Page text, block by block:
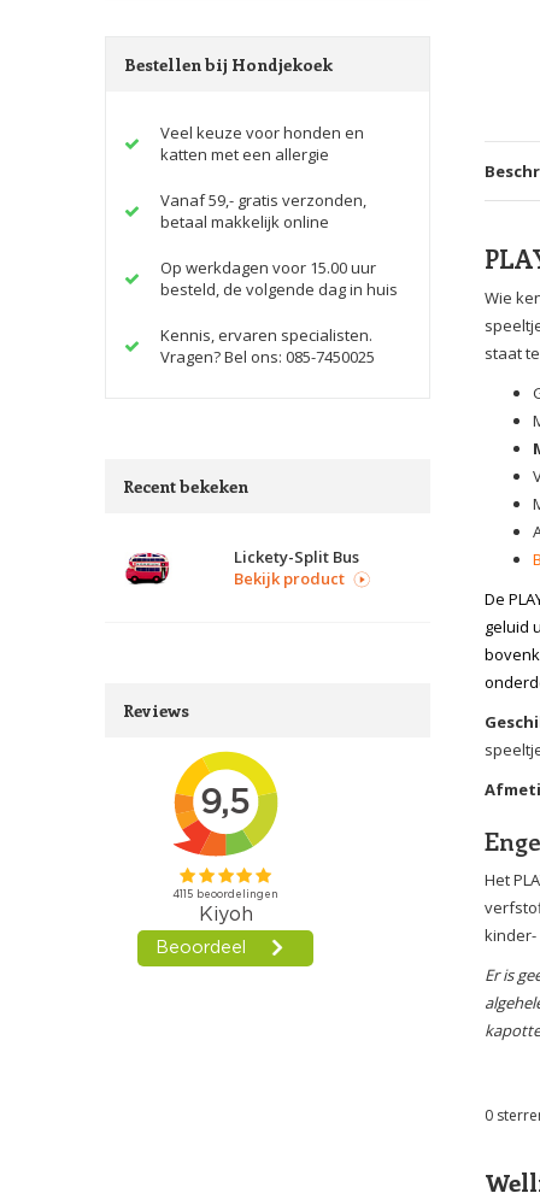
Bestellen bij Hondjekoek
Veel keuze voor honden en
katten met een allergie
Vanaf 59,- gratis verzonden,
betaal makkelijk online
Op werkdagen voor 15.00 uur
besteld, de volgende dag in huis
Kennis, ervaren specialisten.
Vragen? Bel ons: 085-7450025
Recent bekeken
Lickety-Split Bus
Bekijk product
Reviews
Wie
staat
De
geluid
Het
Er is
0